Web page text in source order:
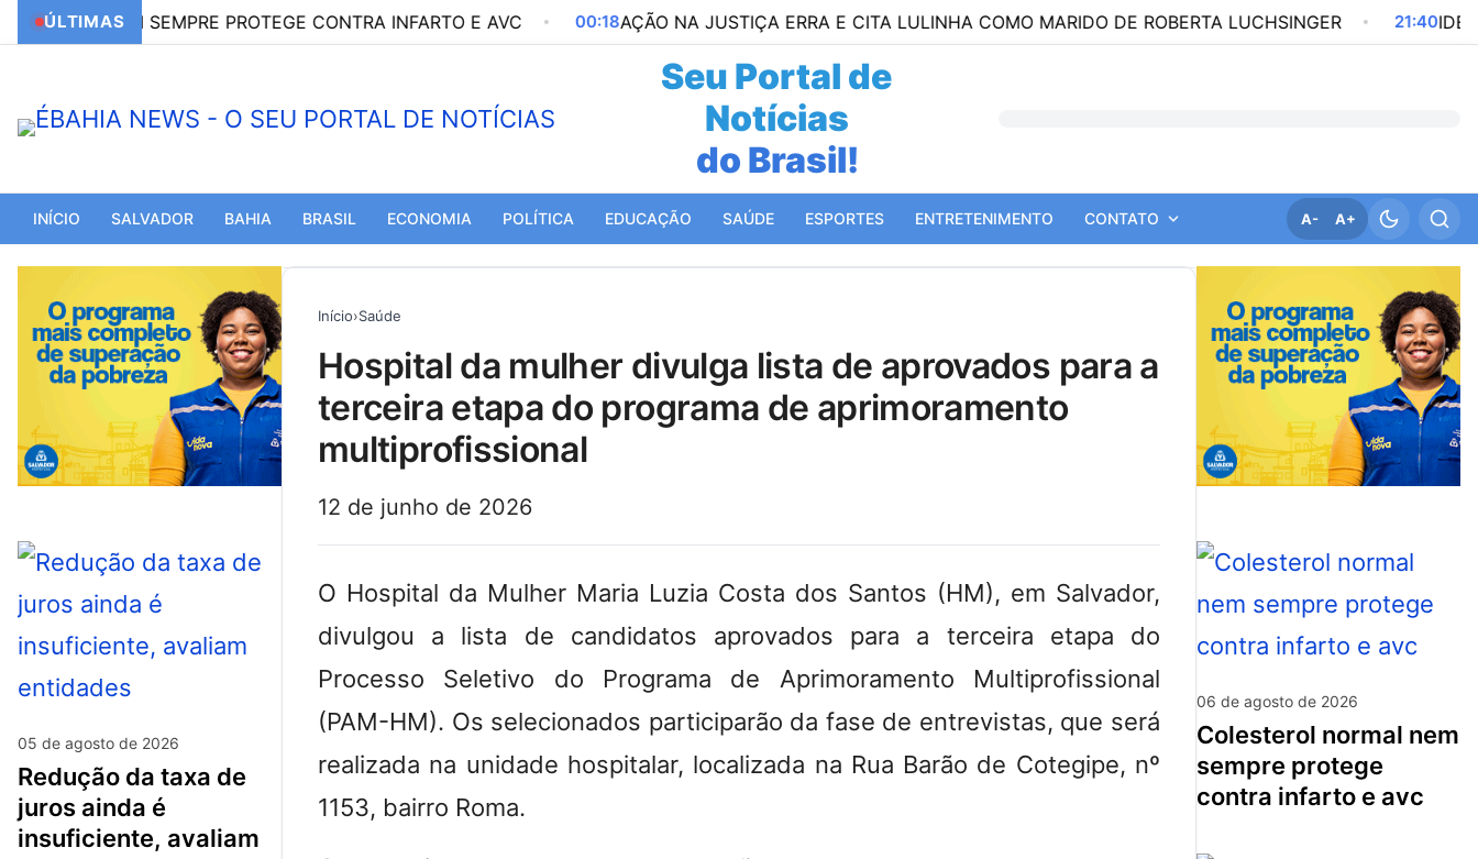
ÚLTIMAS
NEM SEMPRE PROTEGE CONTRA INFARTO E AVC 00:18 AÇÃO NA JUSTIÇA ERRA E CITA LULINHA COMO MARIDO DE ROBERTA LUCHSINGER 21:40 IDEB
Seu Portal de
Notícias
do Mundo!
INÍCIO SALVADOR BAHIA BRASIL ECONOMIA POLÍTICA EDUCAÇÃO SAÚDE ESPORTES ENTRETENIMENTO CONTATO A- A+
05 de agosto de 2026
redução da taxa de
juros ainda é
insuficiente, avaliam
Início›Saúde
hospital da mulher divulga lista de aprovados para a
terceira etapa do programa de aprimoramento
multiprofissional
12 de junho de 2026
O Hospital da Mulher Maria Luzia Costa dos Santos (HM), em Salvador,
divulgou a lista de candidatos aprovados para a terceira etapa do
Processo Seletivo do Programa de Aprimoramento Multiprofissional
(PAM-HM). Os selecionados participarão da fase de entrevistas, que será
realizada na unidade hospitalar, localizada na Rua Barão de Cotegipe, nº
1153, bairro Roma.
06 de agosto de 2026
colesterol normal nem
sempre protege
contra infarto e avc